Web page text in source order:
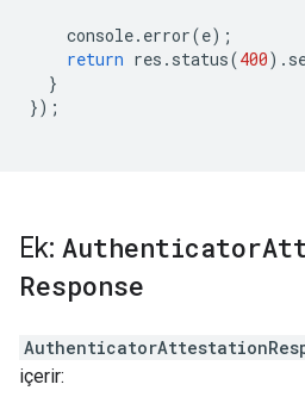
console. error(e);
return res . status(400).
}
});
Ek: Authenticator
Response
içerir: